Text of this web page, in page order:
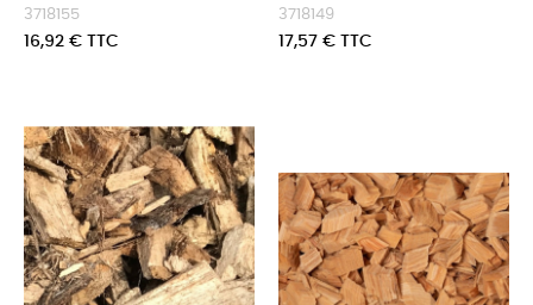
3718155
Prix
16,92 € TTC
3718149
Prix
17,57 € TTC